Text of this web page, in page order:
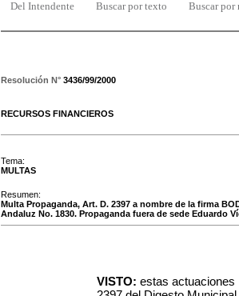
Del Intendente Buscar por texto Buscar por
Resolución N° 3436/99/2000
RECURSOS FINANCIEROS
Tema:
MULTAS
Resumen:
Multa Propaganda, Art. D. 2397 a nombre de la firma
Andaluz No. 1830. Propaganda fuera de sede Eduardo
VISTO: estas actuaciones